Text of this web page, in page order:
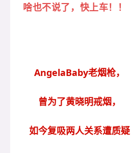
啥也不说了，快上车！！
AngelaBaby老烟枪，
曾为了黄晓明戒烟，
如今复吸两人关系遭质疑